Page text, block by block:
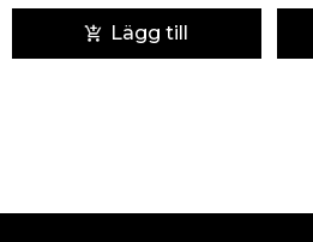
Lägg till